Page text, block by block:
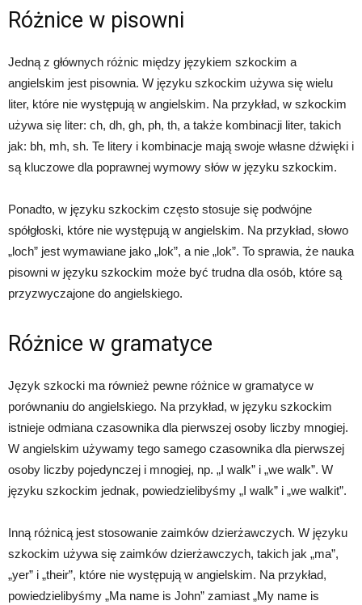
Różnice w pisowni
Jedną z głównych różnic między językiem szkockim a
angielskim jest pisownia. W języku szkockim używa się wielu
liter, które nie występują w angielskim. Na przykład, w szkockim
używa się liter: ch, dh, gh, ph, th, a także kombinacji liter, takich
jak: bh, mh, sh. Te litery i kombinacje mają swoje własne dźwięki i
są kluczowe dla poprawnej wymowy słów w języku szkockim.
Ponadto, w języku szkockim często stosuje się podwójne
spółgłoski, które nie występują w angielskim. Na przykład, słowo
„loch” jest wymawiane jako „lok”, a nie „lok”. To sprawia, że nauka
pisowni w języku szkockim może być trudna dla osób, które są
przyzwyczajone do angielskiego.
Różnice w gramatyce
Język szkocki ma również pewne różnice w gramatyce w
porównaniu do angielskiego. Na przykład, w języku szkockim
istnieje odmiana czasownika dla pierwszej osoby liczby mnogiej.
W angielskim używamy tego samego czasownika dla pierwszej
osoby liczby pojedynczej i mnogiej, np. „I walk” i „we walk”. W
języku szkockim jednak, powiedzielibyśmy „I walk” i „we walkit”.
Inną różnicą jest stosowanie zaimków dzierżawczych. W języku
szkockim używa się zaimków dzierżawczych, takich jak „ma”,
„yer” i „their”, które nie występują w angielskim. Na przykład,
powiedzielibyśmy „Ma name is John” zamiast „My name is